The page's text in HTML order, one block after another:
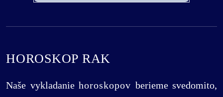
HOROSKOP RAK
Naše vykladanie horoskopov berieme svedomito,